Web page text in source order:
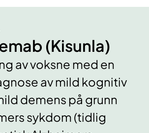
(Kisunla)
av voksne med en
av mild kognitiv
demens på grunn
sykdom (tidlig